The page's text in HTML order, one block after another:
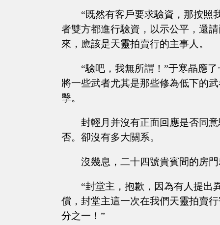
“既然有客戶要求驗資，那按照
者雙方都進行驗資，以示公平，還
來，應該是天靈拍賣行的主事人。
“驗吧，我無所謂！”于寒晶應
將一些武者尤其是那些修為低下的
擊。
封輕月并沒有正面回應是否同
否。卻沒有多大關系。
沒幾息，二十四號貴賓間的房
“封堂主，抱歉，因為有人提出
償，封堂主這一次在我們天靈拍賣
分之一！”